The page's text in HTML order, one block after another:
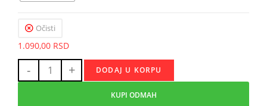
Očisti
1.090,00 RSD
- + DODAJ U KORPU
KUPI ODMAH